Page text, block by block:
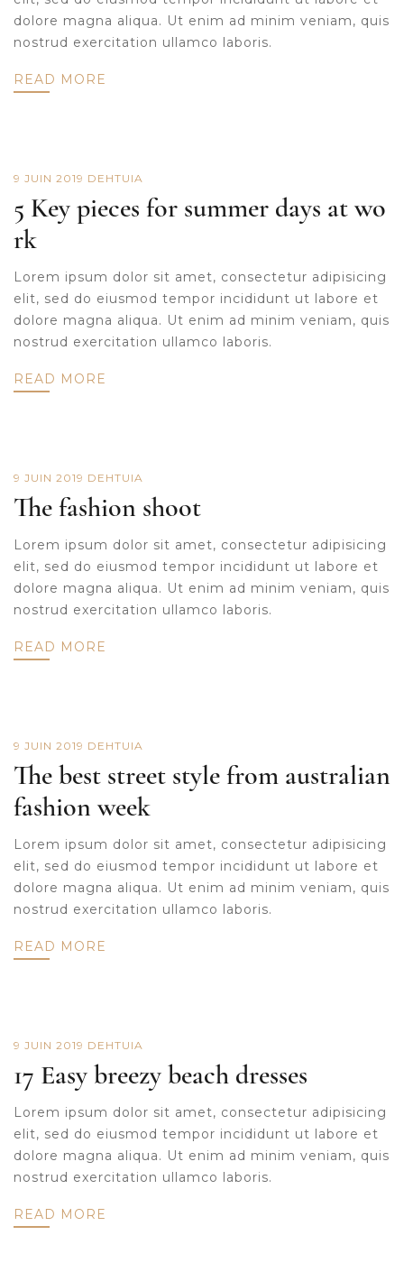
dolore magna aliqua. Ut enim ad minim veniam, quis
nostrud exercitation ullamco laboris.
READ MORE
9 JUIN 2019 DE HTUIA
5 Key pieces for summer days at wo
rk
Lorem ipsum dolor sit amet, consectetur adipisicing
elit, sed do eiusmod tempor incididunt ut labore et
dolore magna aliqua. Ut enim ad minim veniam, quis
nostrud exercitation ullamco laboris.
READ MORE
9 JUIN 2019 DE HTUIA
The fashion shoot
Lorem ipsum dolor sit amet, consectetur adipisicing
elit, sed do eiusmod tempor incididunt ut labore et
dolore magna aliqua. Ut enim ad minim veniam, quis
nostrud exercitation ullamco laboris.
READ MORE
9 JUIN 2019 DE HTUIA
The best street style from australian
fashion week
Lorem ipsum dolor sit amet, consectetur adipisicing
elit, sed do eiusmod tempor incididunt ut labore et
dolore magna aliqua. Ut enim ad minim veniam, quis
nostrud exercitation ullamco laboris.
READ MORE
9 JUIN 2019 DE HTUIA
17 Easy breezy beach dresses
Lorem ipsum dolor sit amet, consectetur adipisicing
elit, sed do eiusmod tempor incididunt ut labore et
dolore magna aliqua. Ut enim ad minim veniam, quis
nostrud exercitation ullamco laboris.
READ MORE